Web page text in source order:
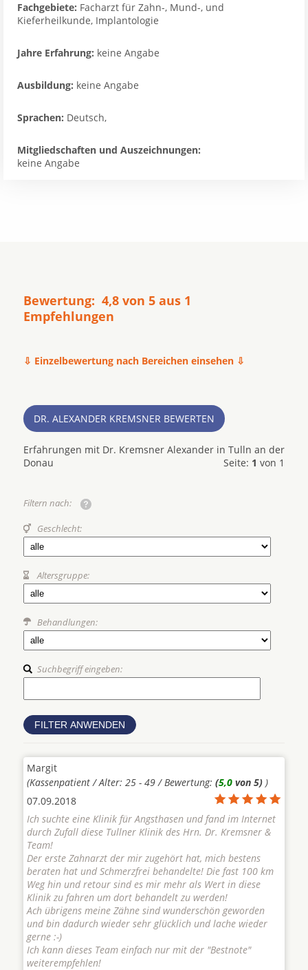
Fachgebiete: Facharzt für Zahn-, Mund-, und
Kieferheilkunde, Implantologie
Jahre Erfahrung: keine Angabe
Ausbildung: keine Angabe
Sprachen: Deutsch,
Mitgliedschaften und Auszeichnungen:
keine Angabe
Bewertung: 4,8 von 5 aus 1
Empfehlungen
⇩ Einzelbewertung nach Bereichen einsehen ⇩
DR. ALEXANDER KREMSNER BEWERTEN
Erfahrungen mit Dr. Kremsner Alexander in Tulln an der
Donau
Seite: 1 von 1
Filtern nach:
Geschlecht:
Altersgruppe:
Behandlungen:
Suchbegriff eingeben:
Margit
(Kassenpatient / Alter: 25 - 49 / Bewertung: (5,0 von 5) )
07.09.2018
Ich suchte eine Klinik für Angsthasen und fand im Internet
durch Zufall diese Tullner Klinik des Hrn. Dr. Kremsner &
Team!
Der erste Zahnarzt der mir zugehört hat, mich bestens
beraten hat und Schmerzfrei behandelte! Die fast 100 km
Weg hin und retour sind es mir mehr als Wert in diese
Klinik zu fahren um dort behandelt zu werden!
Ach übrigens meine Zähne sind wunderschön geworden
und bin dadurch wieder sehr glücklich und lache wieder
gerne :-)
Ich kann dieses Team einfach nur mit der "Bestnote"
weiterempfehlen!